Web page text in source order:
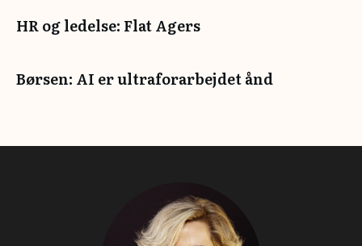
HR og ledelse: Flat Agers
Børsen: AI er ultraforarbejdet ånd